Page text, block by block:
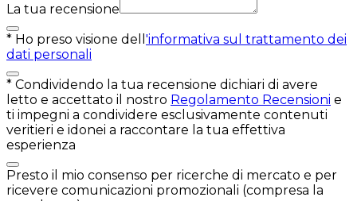
La tua recensione
* Ho preso visione dell 'informativa sul trattamento dei
dati personali
* Condividendo la tua recensione dichiari di avere
letto e accettato il nostro Regolamento Recensioni e
ti impegni a condividere esclusivamente contenuti
veritieri e idonei a raccontare la tua effettiva
esperienza
Presto il mio consenso per ricerche di mercato e per
ricevere comunicazioni promozionali (compresa la